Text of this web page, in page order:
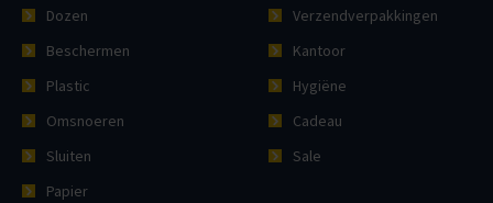
Dozen
Beschermen
Plastic
Omsnoeren
Sluiten
Papier
Verzendverpakkingen
Kantoor
Hygiëne
Cadeau
Sale